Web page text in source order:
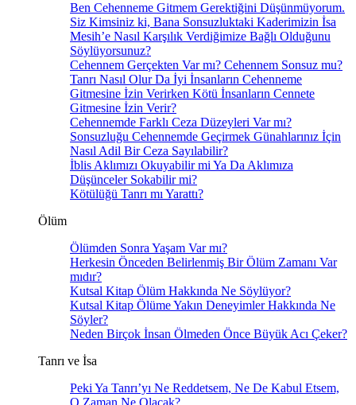
Ben Cehenneme Gitmem Gerektiğini Düşünmüyorum.
Siz Kimsiniz ki, Bana Sonsuzluktaki Kaderimizin İsa
Mesih’e Nasıl Karşılık Verdiğimize Bağlı Olduğunu
Söylüyorsunuz?
Cehennem Gerçekten Var mı? Cehennem Sonsuz mu?
Tanrı Nasıl Olur Da İyi İnsanların Cehenneme
Gitmesine İzin Verirken Kötü İnsanların Cennete
Gitmesine İzin Verir?
Cehennemde Farklı Ceza Düzeyleri Var mı?
Sonsuzluğu Cehennemde Geçirmek Günahlarınız İçin
Nasıl Adil Bir Ceza Sayılabilir?
İblis Aklımızı Okuyabilir mi Ya Da Aklımıza
Düşünceler Sokabilir mi?
Kötülüğü Tanrı mı Yarattı?
Ölüm
Ölümden Sonra Yaşam Var mı?
Herkesin Önceden Belirlenmiş Bir Ölüm Zamanı Var
mıdır?
Kutsal Kitap Ölüm Hakkında Ne Söylüyor?
Kutsal Kitap Ölüme Yakın Deneyimler Hakkında Ne
Söyler?
Neden Birçok İnsan Ölmeden Önce Büyük Acı Çeker?
Tanrı ve İsa
Peki Ya Tanrı’yı Ne Reddetsem, Ne De Kabul Etsem,
O Zaman Ne Olacak?